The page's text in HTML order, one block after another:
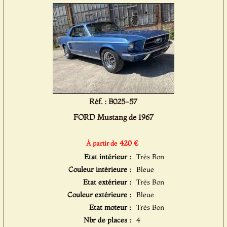
Réf. : B025-57
FORD Mustang de 1967
À partir de 420 €
Etat intérieur : Très Bon
Couleur intérieure : Bleue
Etat extérieur : Très Bon
Couleur extérieure : Bleue
Etat moteur : Très Bon
Nbr de places : 4